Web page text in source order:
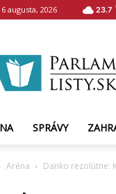
augusta, 2026 23.7
SPRÁVY
Aréna Danko rezolútne: